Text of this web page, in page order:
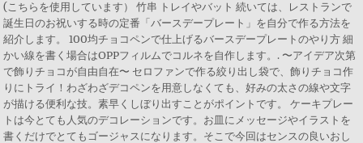
(こちらを使用しています） 竹串 トレイやバット 続いては、レストランで
誕生日のお祝いする時の定番「バースデープレート」を自分で作る方法を
紹介します。 100均チョコペンで仕上げるバースデープレートのやり方 細
かい線を書く場合はOPPフィルムでコルネを自作します。. 〜アイデア次第
で飾りチョコが自由自在〜 セロファンで作る絞り出し袋で、飾りチョコ作
りにトライ！わざわざデコペンを用意しなくても、好みの太さの線や文字
が描ける便利な技。素早くしぼり出すことがポイントです。 ケーキプレー
トは今とても人気のデコレーションです。お皿にメッセージやイラストを
書くだけでとてもゴージャスになります。そこで今回はセンスの良いおし